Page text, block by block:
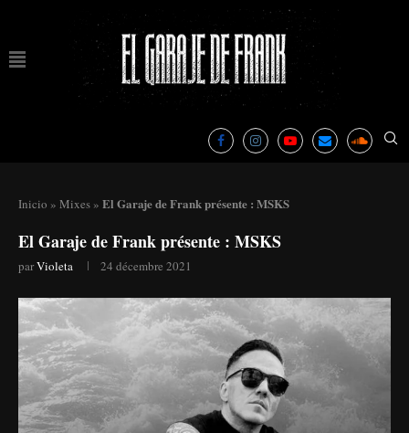
Inicio » Mixes » El Garaje de Frank présente : MSKS
El Garaje de Frank présente : MSKS
parVioleta 24 décembre 2021